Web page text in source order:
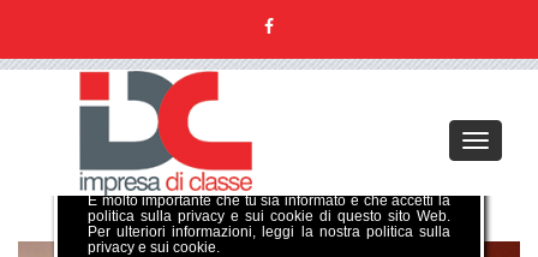
Toggle
GDPR COOKIE POLICY
Per poter gestire al meglio la tua navigazione su questo
sito verranno temporaneamente memorizzate alcune
informazioni in piccoli file di testo denominati
È molto importante che tu sia informato e che accetti la
politica sulla privacy e sui cookie di questo sito Web.
Per ulteriori informazioni, leggi la nostra politica sulla
privacy e sui cookie.